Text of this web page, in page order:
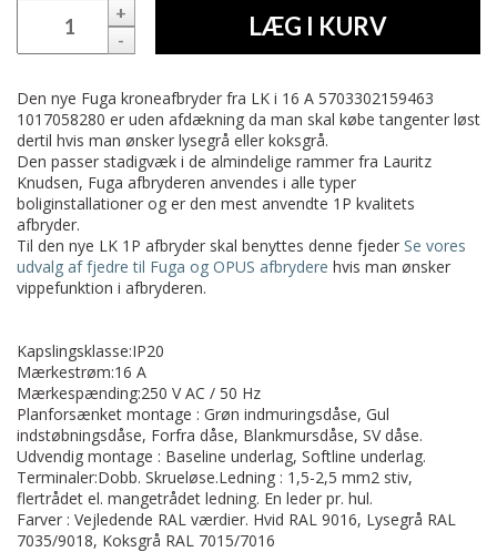
+
-
LÆG I KURV
Den nye Fuga kroneafbryder fra LK i 16 A 5703302159463
1017058280 er uden afdækning da man skal købe tangenter løst
dertil hvis man ønsker lysegrå eller koksgrå.
Den passer stadigvæk i de almindelige rammer fra Lauritz
Knudsen, Fuga afbryderen anvendes i alle typer
boliginstallationer og er den mest anvendte 1P kvalitets
afbryder.
Til den nye LK 1P afbryder skal benyttes denne fjeder Se vores
udvalg af fjedre til Fuga og OPUS afbrydere hvis man ønsker
vippefunktion i afbryderen.
Kapslingsklasse:IP20
Mærkestrøm:16 A
Mærkespænding:250 V AC / 50 Hz
Planforsænket montage : Grøn indmuringsdåse, Gul
indstøbningsdåse, Forfra dåse, Blankmursdåse, SV dåse.
Udvendig montage : Baseline underlag, Softline underlag.
Terminaler:Dobb. Skrueløse.Ledning : 1,5-2,5 mm2 stiv,
flertrådet el. mangetrådet ledning. En leder pr. hul.
Farver : Vejledende RAL værdier. Hvid RAL 9016, Lysegrå RAL
7035/9018, Koksgrå RAL 7015/7016